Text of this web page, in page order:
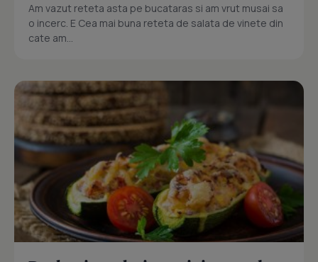
Am vazut reteta asta pe bucataras si am vrut musai sa
o incerc. E Cea mai buna reteta de salata de vinete din
cate am...